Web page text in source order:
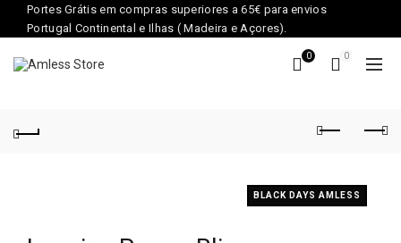
Portes Grátis em compras superiores a 65€ para envios
Portugal Continental e Ilhas ( Madeira e Açores).
0 0
BLACK DAYS AMLESS